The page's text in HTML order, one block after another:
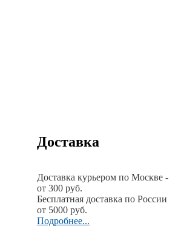
Доставка
Доставка курьером по Москве -
от 300 руб.
Бесплатная доставка по России
от 5000 руб.
Подробнее...